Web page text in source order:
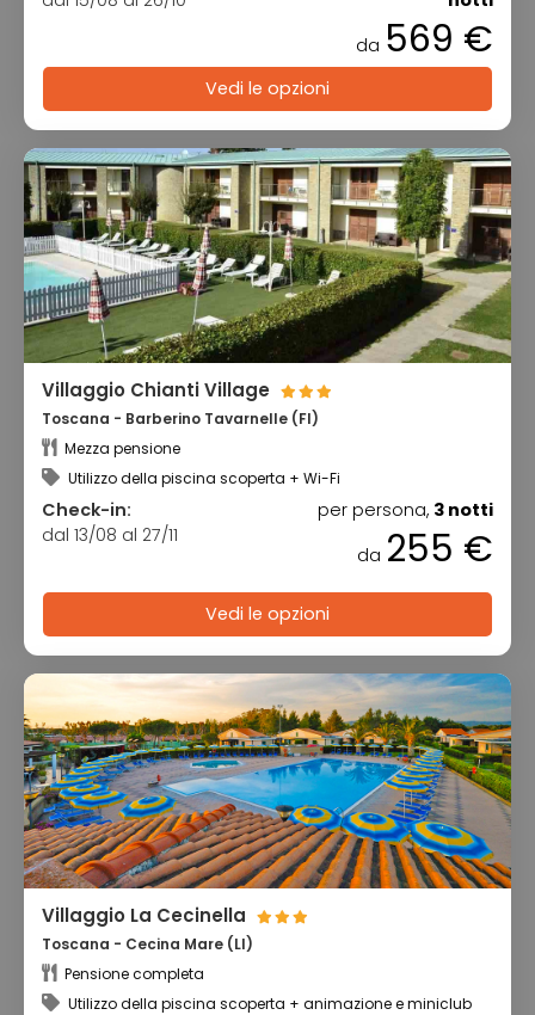
da 569 €
Vedi le opzioni
Villaggio Chianti Village
Toscana - Barberino Tavarnelle (FI)
Mezza pensione
Utilizzo della piscina scoperta + Wi-Fi
Check-in:
dal 13/08 al 27/11
per persona, 3 notti
da 255 €
Vedi le opzioni
Villaggio La Cecinella
Toscana - Cecina Mare (LI)
Pensione completa
Utilizzo della piscina scoperta + animazione e miniclub